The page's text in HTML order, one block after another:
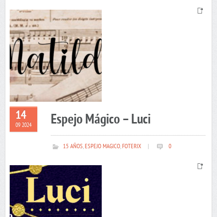
14
09 2024 Espejo Mágico – Luci
15 AÑOS,ESPEJO MAGICO,FOTERIX 0